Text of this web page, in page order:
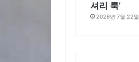
셔리 룩’
2026년 7월 22일